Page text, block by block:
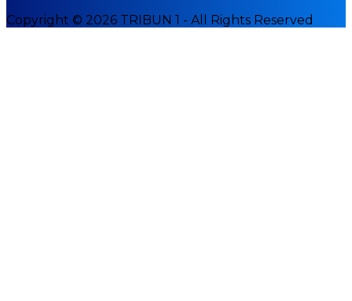
Copyright © 2026 TRIBUN 1 - All Rights Reserved